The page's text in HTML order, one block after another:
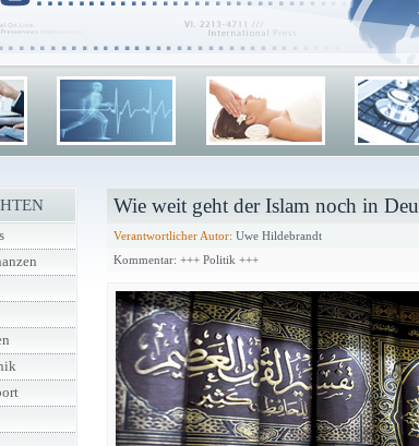
Wie weit geht der Islam noch in
Verantwortlicher Autor: Uwe Hildebrandt
Kommentar: +++ Politik +++